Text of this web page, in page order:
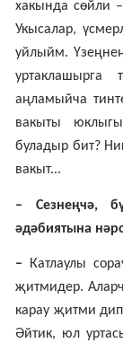
хакында сөйли
Укысалар,
уйлыйм.
аңламыйча
вакыты
буладыр бит?
вакыт...
– Сезнеңчә,
әдәбиятына
–
Катлаулы
җитмидер.
карау җитми
Әйтик, юл